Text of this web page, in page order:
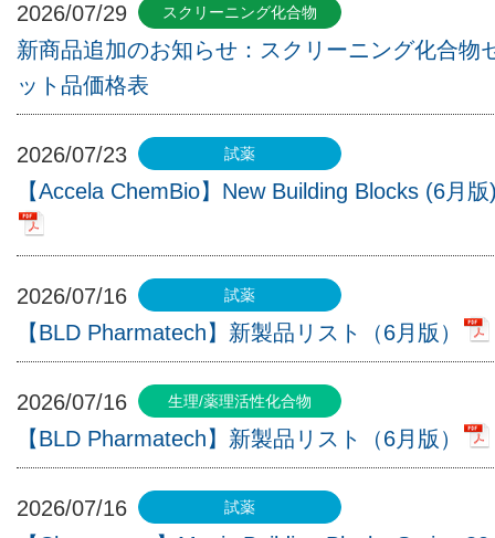
2026/07/29
新商品追加のお知らせ：スクリーニング化合物
ット品価格表
2026/07/23
【Accela ChemBio】New Building Blocks (6月版
2026/07/16
【BLD Pharmatech】新製品リスト（6月版）
2026/07/16
【BLD Pharmatech】新製品リスト（6月版）
2026/07/16